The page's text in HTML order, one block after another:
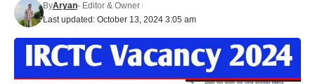
Last updated: October 13, 2024 3:05 am
ByAryan- Editor & Owner